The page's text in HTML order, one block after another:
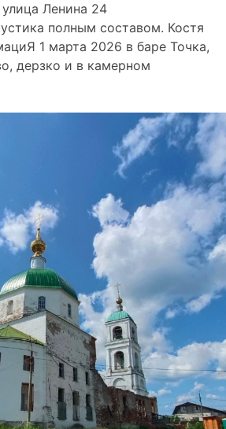
Ленина 24
полным составом. Костя
1 марта 2026 в баре Точка,
дерзко и в камерном